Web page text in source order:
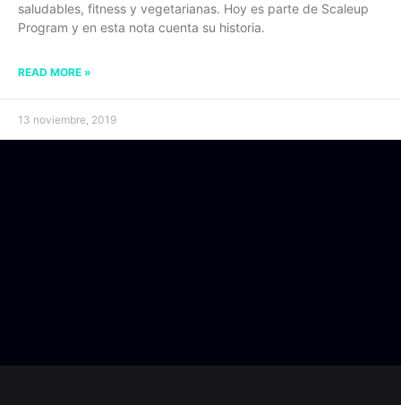
saludables, fitness y vegetarianas. Hoy es parte de Scaleup
Program y en esta nota cuenta su historia.
READ MORE »
13 noviembre, 2019